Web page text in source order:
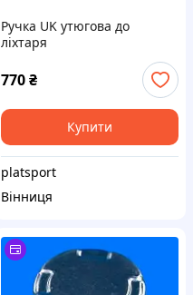
Ручка UK утюгова до
ліхтаря
770₴
Купити
platsport
Вінниця